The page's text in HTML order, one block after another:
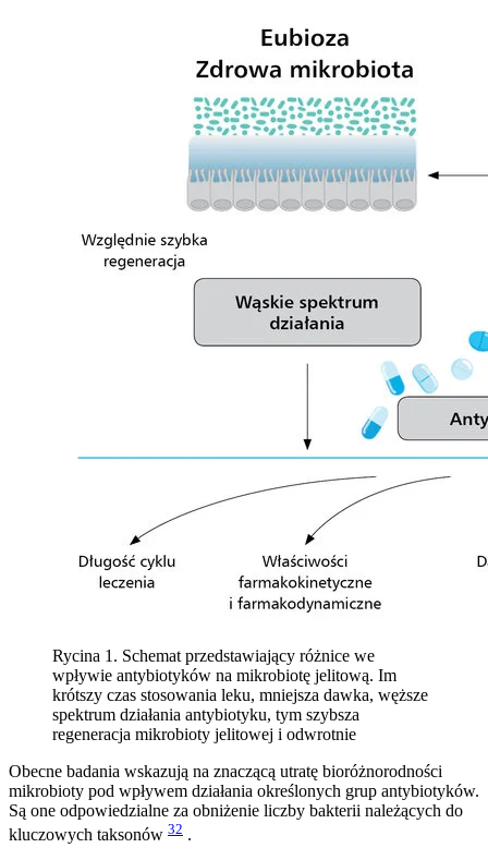
Rycina 1. Schemat przedstawiający różnice we
wpływie antybiotyków na mikrobiotę jelitową. Im
krótszy czas stosowania leku, mniejsza dawka, węższe
spektrum działania antybiotyku, tym szybsza
regeneracja mikrobioty jelitowej i odwrotnie
Obecne badania wskazują na znaczącą utratę bioróżnorodności
mikrobioty pod wpływem działania określonych grup antybiotyków.
Są one odpowiedzialne za obniżenie liczby bakterii należących do
kluczowych taksonów 32 .